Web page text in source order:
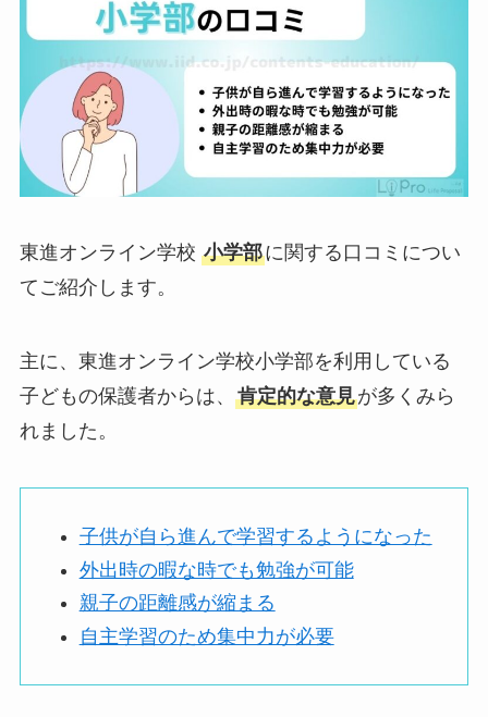
東進オンライン学校 小学部に関する口コミについ
てご紹介します。
主に、東進オンライン学校小学部を利用している
子どもの保護者からは、 肯定的な意見が多くみら
れました。
子供が自ら進んで学習するようになった
外出時の暇な時でも勉強が可能
親子の距離感が縮まる
自主学習のため集中力が必要